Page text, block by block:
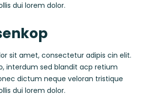
dui lorem dolor.
sit amet, consectetur adipis cin elit.
interdum sed blandit acp retium
dictum neque veloran tristique
dui lorem dolor.